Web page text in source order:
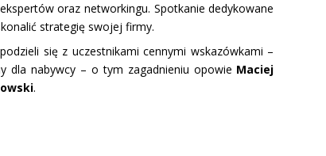
oraz networkingu. Spotkanie dedykowane
strategię swojej firmy.
się z uczestnikami cennymi wskazówkami –
dla nabywcy – o tym zagadnieniu opowie Maciej
.